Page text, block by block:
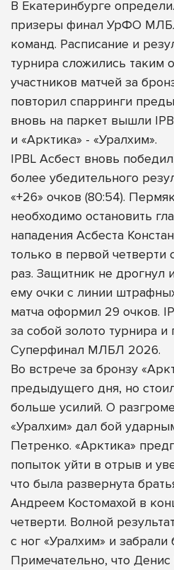
В Екатеринбурге
призеры финал УрФО
команд. Расписание и
турнира сложились таким
участников матчей за
повторил спарринги
вновь на паркет вышли
и «Арктика» - «Уралхим».
IPBL Асбест вновь
более убедительного
«+26» очков (80:54).
необходимо остановить
нападения Асбеста
только в первой четверти
раз. Защитник не дрогнул
ему очки с линии
матча оформил 29 очков.
за собой золото турнира и
Суперфинал МЛБЛ 2026.
Во встрече за бронзу
предыдущего дня, но
больше усилий. О
«Уралхим» дал бой
Петренко. «Арктика»
попыток уйти в отрыв и
что была развернута
Андреем Костомахой в
четверти. Волной
с ног «Уралхим» и
Примечательно, что